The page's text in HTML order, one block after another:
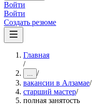
Войти
Войти
Создать резюме
Главная
/
... /
вакансии в Алзамае/
старший мастер/
полная занятость